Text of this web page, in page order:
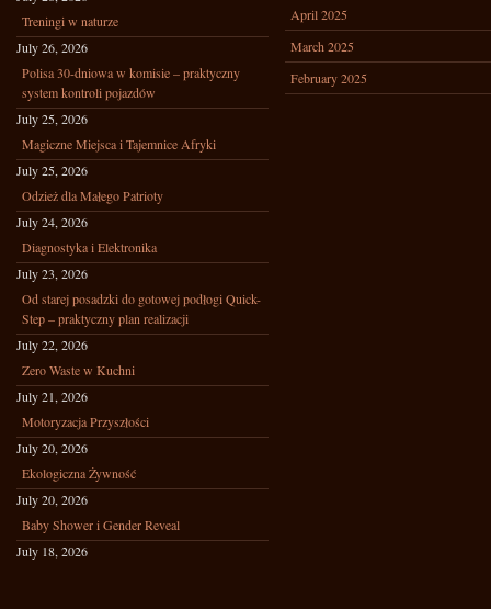
Treningi w naturze
July 26, 2026
Polisa 30-dniowa w komisie – praktyczny
system kontroli pojazdów
July 25, 2026
Magiczne Miejsca i Tajemnice Afryki
July 25, 2026
Odzież dla Małego Patrioty
July 24, 2026
Diagnostyka i Elektronika
July 23, 2026
Od starej posadzki do gotowej podłogi Quick-
Step – praktyczny plan realizacji
July 22, 2026
Zero Waste w Kuchni
July 21, 2026
Motoryzacja Przyszłości
July 20, 2026
Ekologiczna Żywność
July 20, 2026
Baby Shower i Gender Reveal
July 18, 2026
April 2025
March 2025
February 2025